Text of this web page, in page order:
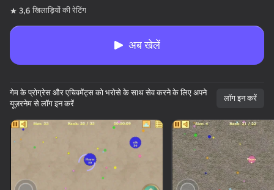
डिवाइस घुमाएँ
यह गेम केवल लैंडस्केप
ओरिएंटेशन का समर्थन करता है
3,6 खिलाड़ियों की रेटिंग
अब खेलें
गेम के प्रोग्रेस और एचिवमेंट्स को भरोसे के साथ सेव करने के लिए अपने
यूज़रनेम से लॉग इन करें
लॉग इन करें